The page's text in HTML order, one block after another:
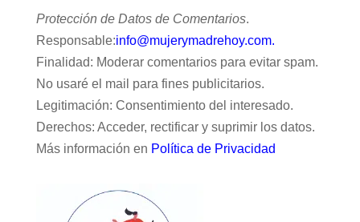
Protección de Datos de Comentarios.
Responsable:info@mujerymadrehoy.com.
Finalidad: Moderar comentarios para evitar spam.
No usaré el mail para fines publicitarios.
Legitimación: Consentimiento del interesado.
Derechos: Acceder, rectificar y suprimir los datos.
Más información en Política de Privacidad